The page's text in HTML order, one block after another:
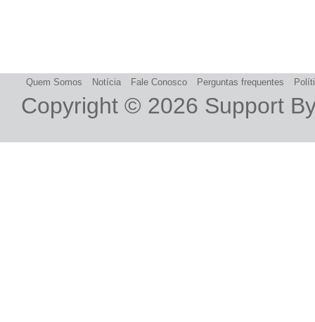
Quem Somos Notícia Fale Conosco Perguntas frequentes
Copyright © 2026 Support